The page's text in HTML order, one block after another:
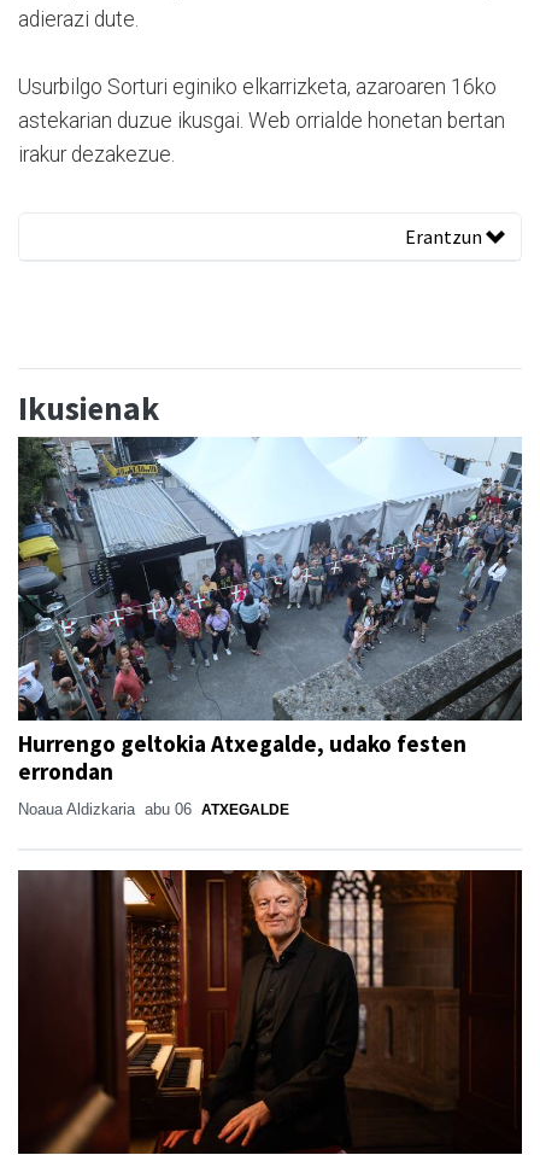
adierazi dute.
Usurbilgo Sorturi eginiko elkarrizketa, azaroaren 16ko
astekarian duzue ikusgai. Web orrialde honetan bertan
irakur dezakezue.
Erantzun
Ikusienak
Hurrengo geltokia Atxegalde, udako festen
errondan
Noaua Aldizkaria abu 06 ATXEGALDE